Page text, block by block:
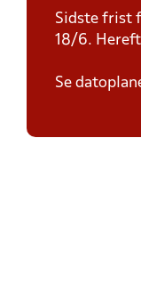
Sidste frist
18/6.
Se